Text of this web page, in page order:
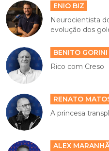
ENIO BIZ
Neurocientista
evolução dos
BENITO GORINI
Rico com Creso
RENATO
A princesa
ALEX